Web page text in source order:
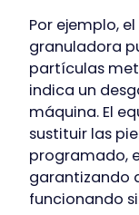
Por ejemplo,
granuladora
partículas
indica un
máquina. El
sustituir las
programado,
garantizando
funcionando